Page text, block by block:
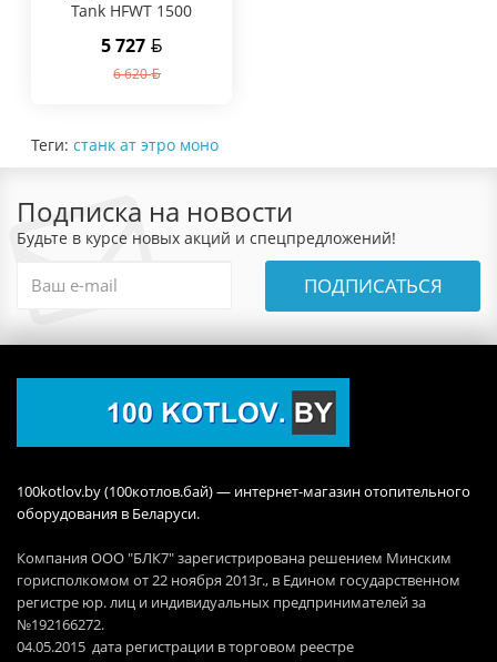
Tank HFWT 1500
5 727
6 620
Теги: станк ат этро моно
Подписка на новости
Будьте в курсе новых акций и спецпредложений!
ПОДПИСАТЬСЯ
100kotlov.by (100котлов.бай) — интернет-магазин отопительного
оборудования в Беларуси.
Компания ООО "БЛК7" зарегистрирована решением Минским
горисполкомом от 22 ноября 2013г., в Едином государственном
регистре юр. лиц и индивидуальных предпринимателей за
№192166272.
04.05.2015 дата регистрации в торговом реестре